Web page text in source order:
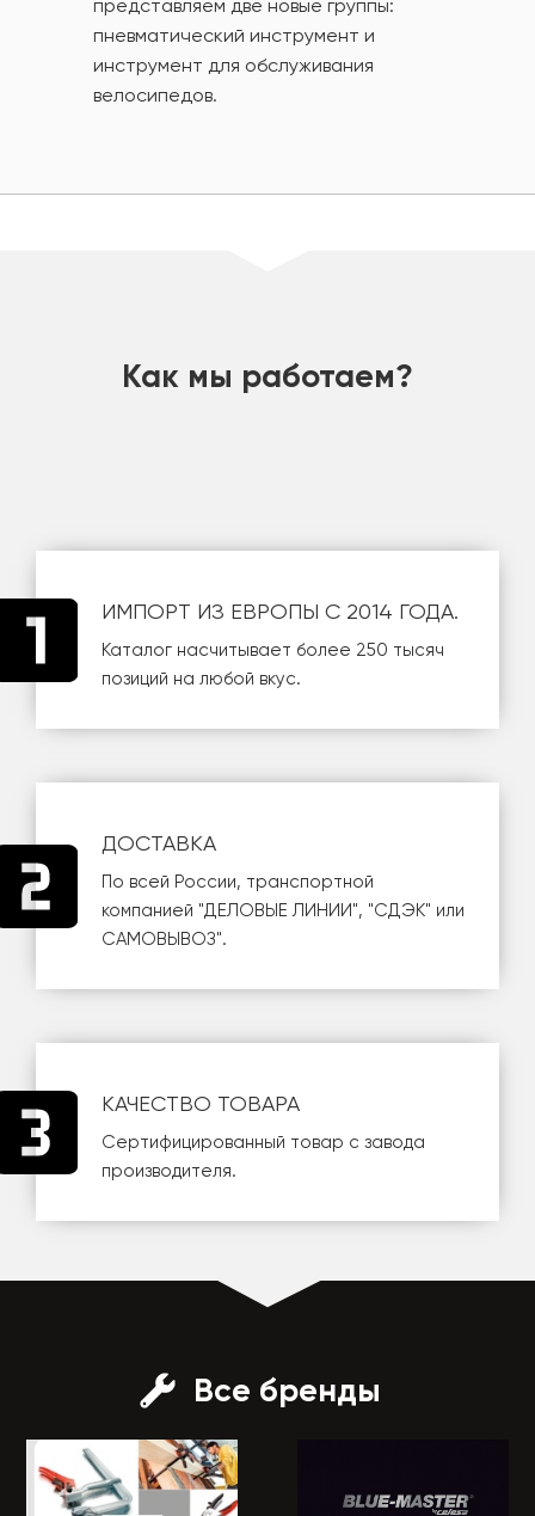
представляем две новые группы:
пневматический инструмент и
инструмент для обслуживания
велосипедов.
Как мы работаем?
ИМПОРТ ИЗ ЕВРОПЫ С 2014 ГОДА.
Каталог насчитывает более 250 тысяч
позиций на любой вкус.
ДОСТАВКА
По всей России, транспортной
компанией "ДЕЛОВЫЕ ЛИНИИ", "СДЭК" или
САМОВЫВОЗ".
КАЧЕСТВО ТОВАРА
Сертифицированный товар с завода
производителя.
Все бренды